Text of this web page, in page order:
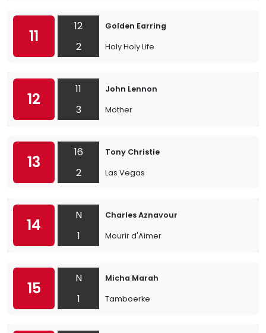
11
12
2
Golden Earring
Holy Holy Life
12
11
3
John Lennon
Mother
13
16
2
Tony Christie
Las Vegas
14
N
1
Charles Aznavour
Mourir d'Aimer
15
N
1
Micha Marah
Tamboerke